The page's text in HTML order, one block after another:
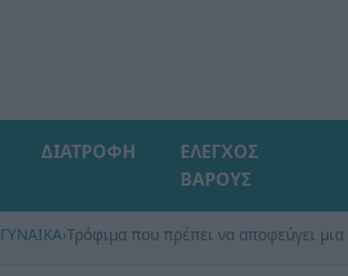
ΔΙΑΤΡΟΦΗ
ΕΛΕΓΧΟΣ
ΒΑΡΟΥΣ
ΓΥΝΑΙΚΑ›Τρόφιμα που πρέπει να αποφεύγει μια